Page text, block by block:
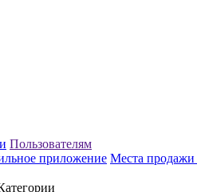
Пользователям
приложение Места продажи